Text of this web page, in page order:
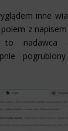
inne
z napisem
nadawca